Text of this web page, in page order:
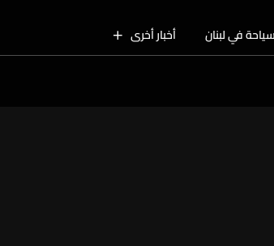
في لبنان أخبار أخرى